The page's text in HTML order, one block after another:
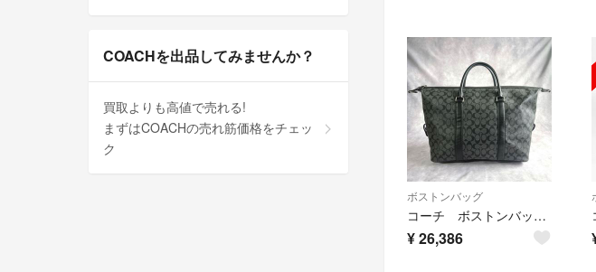
ボストンバッグ
コーチ ボストンバッグ シグネチャー 旅行カバン グレー PVCレザー y2k
¥26,386
COACHを出品してみませんか？
買取よりも高値で売れる!
まずはCOACHの売れ筋価格をチェッ
ク